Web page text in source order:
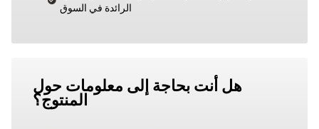
الرائدة في السوق
هل أنت بحاجة إلى معلومات حول
المنتوج؟